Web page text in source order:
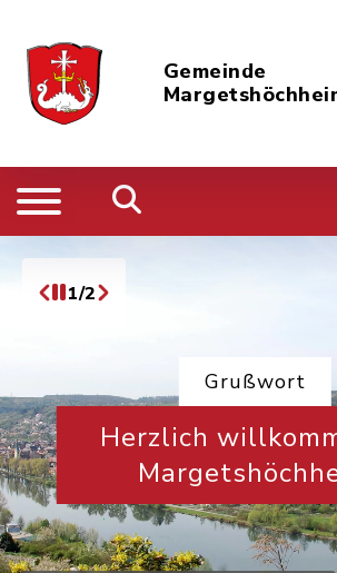
Gemeinde
Grußwort
Herzlich
1/2